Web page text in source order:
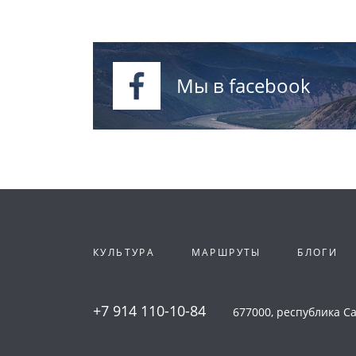
Мы в facebook
КУЛЬТУРА МАРШРУТЫ БЛОГИ
+7 914 110-10-84 677000, республика